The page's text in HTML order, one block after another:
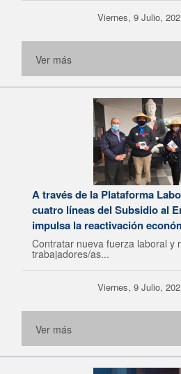
Viernes, 9 Julio,
Ver más
A través de la Plataforma
cuatro líneas del Subsidio al
impulsa la reactivación
Contratar nueva fuerza laboral y
trabajadores/as...
Viernes, 9 Julio,
Ver más